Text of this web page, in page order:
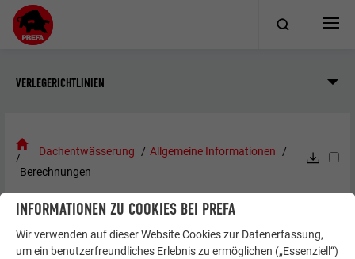
VERLEGERICHTLINIEN
Dachentwässerung
Allgemeine Informationen
Berechnungen
BERECHNUNGEN
INFORMATIONEN ZU COOKIES BEI PREFA
Wir verwenden auf dieser Website Cookies zur Datenerfassung,
um ein benutzerfreundliches Erlebnis zu ermöglichen („Essenziell“)